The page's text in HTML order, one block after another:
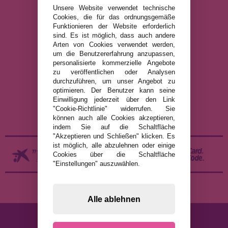
info@puzzleladen.de
RECHTLICHE HINWEISE
DATENSCHUTZRICHTLINIE
COOKIE-RICHTLINIE
VERSAND UND RÜCKGABE
RÜCKGABE / WIDERRUF
Unsere Website verwendet technische
Cookies, die für das ordnungsgemäße
Funktionieren der Website erforderlich
sind. Es ist möglich, dass auch andere
Arten von Cookies verwendet werden,
um die Benutzererfahrung anzupassen,
personalisierte kommerzielle Angebote
zu veröffentlichen oder Analysen
durchzuführen, um unser Angebot zu
optimieren. Der Benutzer kann seine
Einwilligung jederzeit über den Link
"Cookie-Richtlinie" widerrufen. Sie
können auch alle Cookies akzeptieren,
indem Sie auf die Schaltfläche
"Akzeptieren und Schließen" klicken. Es
ist möglich, alle abzulehnen oder einige
Cookies über die Schaltfläche
"Einstellungen" auszuwählen.
Alle ablehnen